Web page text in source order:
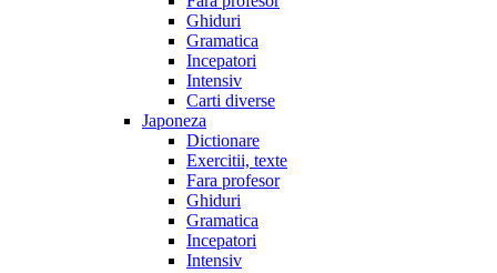
Ghiduri
Gramatica
Incepatori
Intensiv
Carti diverse
Japoneza
Dictionare
Exercitii, texte
Fara profesor
Ghiduri
Gramatica
Incepatori
Intensiv